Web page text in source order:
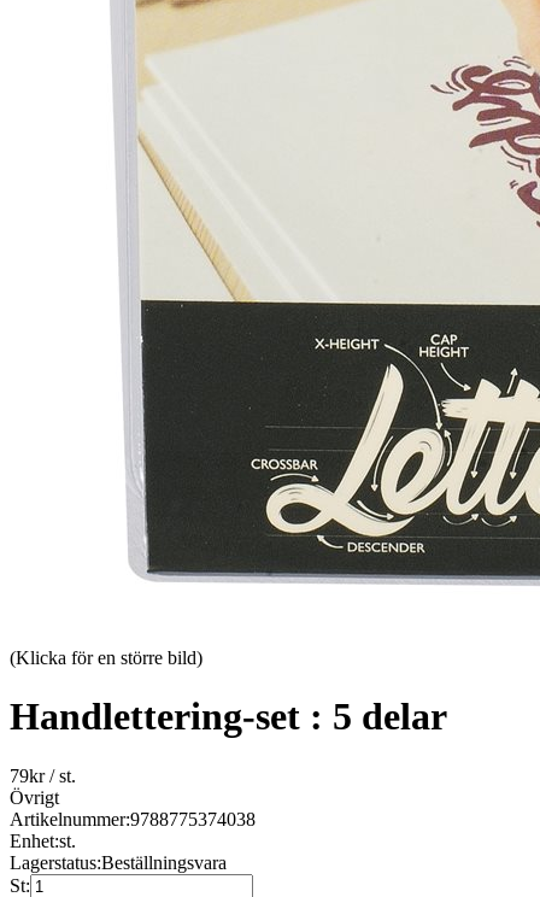
(Klicka för en större bild)
Handlettering-set : 5 delar
79kr/ st.
Övrigt
Artikelnummer:9788775374038
Enhet:st.
Lagerstatus:Beställningsvara
St: